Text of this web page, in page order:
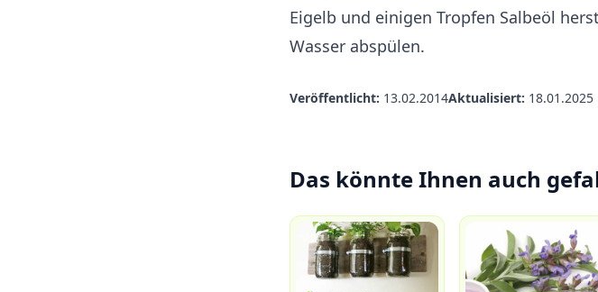
Eigelb und einigen Tropfen Salbeöl
Wasser abspülen.
Veröffentlicht: 13.02.2014Aktualisiert: 18.01.2025
Das könnte Ihnen auch